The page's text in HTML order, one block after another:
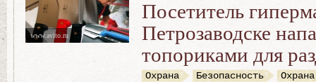
www.avito.ru
Посетитель
Петрозаводске
топориками для
Охрана Безопасность